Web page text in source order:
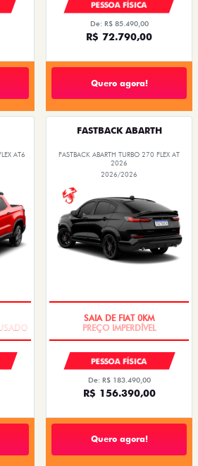
PESSOA FÍSICA
De: R$ 85.490,00
R$ 72.790,00
Quero agora!
AT6
FASTBACK ABARTH
FASTBACK ABARTH TURBO 270 FLEX AT
2026
2026/2026
PESSOA FÍSICA
De: R$ 183.490,00
R$ 156.390,00
Quero agora!